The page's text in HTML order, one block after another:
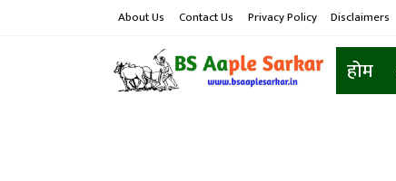
About Us Contact Us Privacy Policy Disclaimers
होम